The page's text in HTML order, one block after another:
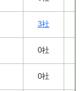
3社
0社
0社